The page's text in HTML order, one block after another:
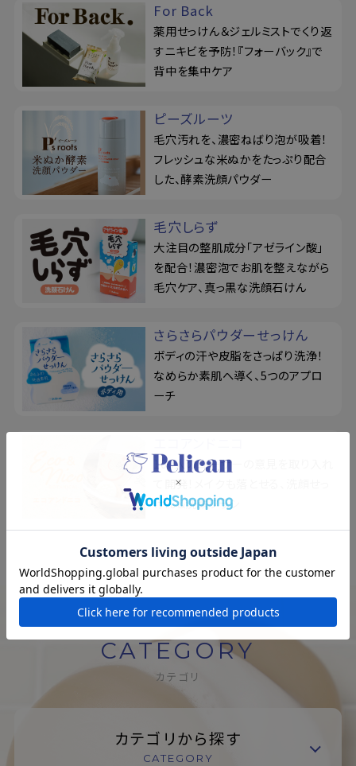
For Back
薬用せっけん＆ジェルミストでくり返
すニキビを予防！『フォーバック』で
背中を集中ケア
ピーズルーツ
毛穴汚れを、濃密ねばり泡が吸着！
フレッシュな米ぬかをたっぷり配合
した、酵素洗顔パウダー
毛穴しらず
大注目の整肌成分「アゼライン酸」
を配合！濃密泡でお肌を整えながら
毛穴ケア、真っ黒な洗顔石けん
さらさらパウダーせっけん
ボディの汗や皮脂をさっぱり洗浄！
なめらか素肌へ導く、5つのアプロ
ーチ
100人のユーザーの意見を取り入れ
て開発！メイクも落とせる、洗顔せっ
けん＆洗顔ブラシ
CATEGORY
カテゴリ
カテゴリから探す
CATEGORY